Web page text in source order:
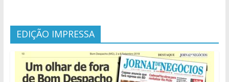
EDIÇÃO IMPRESSA